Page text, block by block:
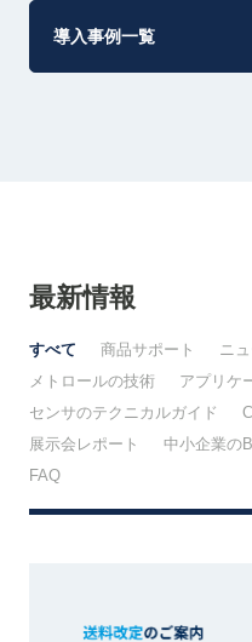
導入事例一覧
最新情報
すべて 商品サポート
ニ
メトロールの技術
アプリケ
センサのテクニカルガイド
展示会レポート
中小企業の
FAQ